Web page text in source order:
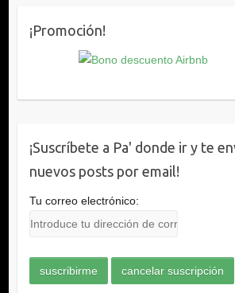
¡Promoción!
¡Suscríbete a Pa' donde ir y te
nuevos posts por email!
Tu correo electrónico: